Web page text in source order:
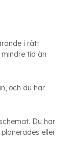
i rätt
tid än
och du har
Du har
eller